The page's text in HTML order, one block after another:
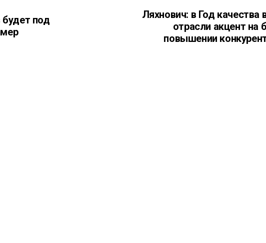
будет под
Ляхнович: в Год качества
отрасли акцент на
повышении